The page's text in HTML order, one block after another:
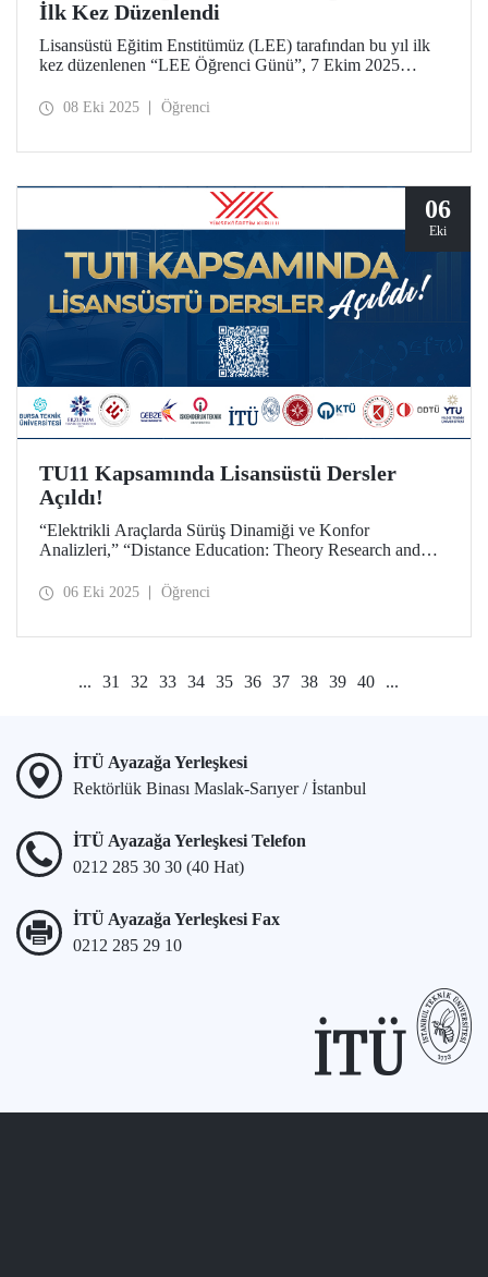
İlk Kez Düzenlendi
Lisansüstü Eğitim Enstitümüz (LEE) tarafından bu yıl ilk
kez düzenlenen “LEE Öğrenci Günü”, 7 Ekim 2025
(SDKM) düzenlendi.
08 Eki 2025 Öğrenci
06
Eki
TU11 Kapsamında Lisansüstü Dersler
Açıldı!
“Elektrikli Araçlarda Sürüş Dinamiği ve Konfor
Analizleri,” “Distance Education: Theory Research and
seçmeli dersleri, tüm teknik üniversite lisansüstü öğrencileri
06 Eki 2025 Öğrenci
... 31 32 33 34 35 36 37 38 39 40 ...
İTÜ Ayazağa Yerleşkesi
Rektörlük Binası Maslak-Sarıyer / İstanbul
İTÜ Ayazağa Yerleşkesi Telefon
0212 285 30 30 (40 Hat)
İTÜ Ayazağa Yerleşkesi Fax
0212 285 29 10